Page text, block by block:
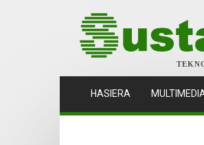
HASIERA (CURRENT)